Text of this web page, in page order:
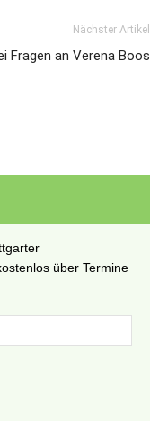
Nächster Artikel
Fragen an Verena Boos
über Termine